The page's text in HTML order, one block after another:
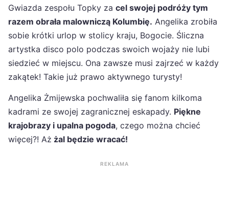
Gwiazda zespołu Topky za cel swojej podróży tym
razem obrała malowniczą Kolumbię. Angelika zrobiła
sobie krótki urlop w stolicy kraju, Bogocie. Śliczna
artystka disco polo podczas swoich wojaży nie lubi
siedzieć w miejscu. Ona zawsze musi zajrzeć w każdy
zakątek! Takie już prawo aktywnego turysty!
Angelika Żmijewska pochwaliła się fanom kilkoma
kadrami ze swojej zagranicznej eskapady. Piękne
krajobrazy i upalna pogoda, czego można chcieć
więcej?! Aż żal będzie wracać!
REKLAMA